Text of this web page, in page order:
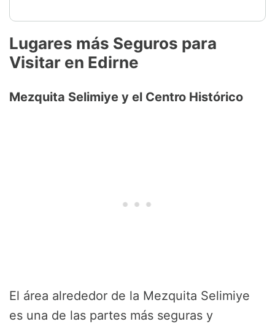
Lugares más Seguros para
Visitar en Edirne
Mezquita Selimiye y el Centro Histórico
El área alrededor de la Mezquita Selimiye
es una de las partes más seguras y